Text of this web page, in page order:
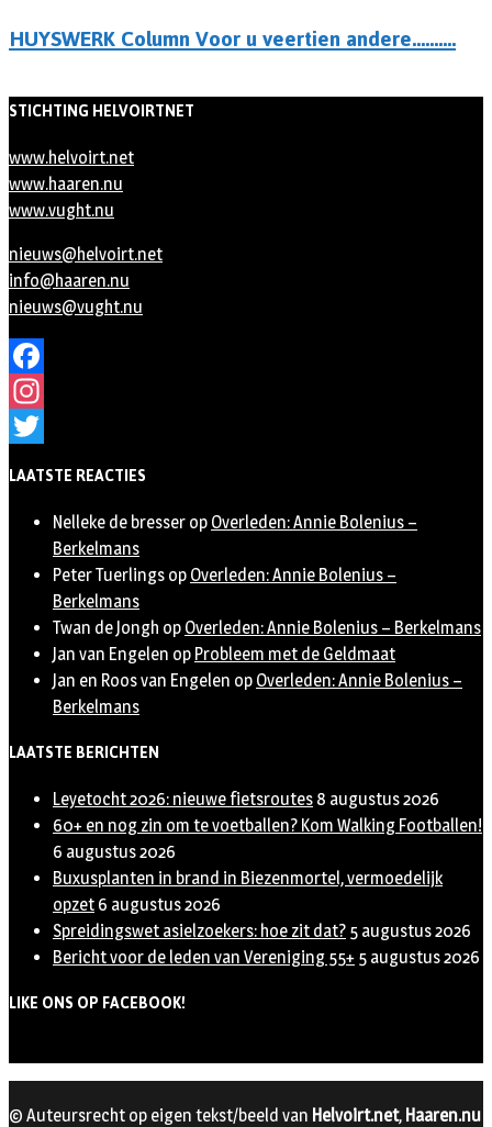
HUYSWERK Column Voor u veertien andere……….
STICHTING HELVOIRTNET
www.helvoirt.net
www.haaren.nu
www.vught.nu
nieuws@helvoirt.net
info@haaren.nu
nieuws@vught.nu
Facebook
Instagram
LAATSTE REACTIES
Nelleke de bresser op Overleden: Annie Bolenius –
Berkelmans
Peter Tuerlings op Overleden: Annie Bolenius –
Berkelmans
Twan de Jongh op Overleden: Annie Bolenius – Berkelmans
Jan van Engelen op Probleem met de Geldmaat
Jan en Roos van Engelen op Overleden: Annie Bolenius –
Berkelmans
LAATSTE BERICHTEN
Leyetocht 2026: nieuwe fietsroutes 8 augustus 2026
60+ en nog zin om te voetballen? Kom Walking Footballen!
6 augustus 2026
Buxusplanten in brand in Biezenmortel, vermoedelijk
opzet 6 augustus 2026
Spreidingswet asielzoekers: hoe zit dat? 5 augustus 2026
Bericht voor de leden van Vereniging 55+ 5 augustus 2026
LIKE ONS OP FACEBOOK!
© Auteursrecht op eigen tekst/beeld van Helvoirt.net, Haaren.nu